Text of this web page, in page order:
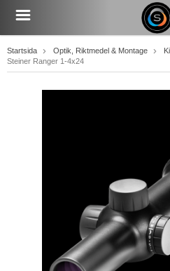
Startsida Optik, Riktmedel & Montage
Steiner Ranger 1-4x24